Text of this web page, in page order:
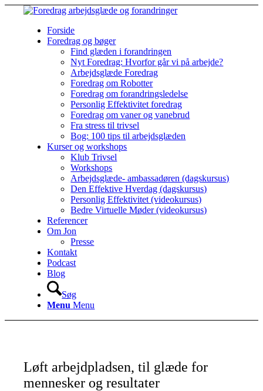
Forside
Foredrag og bøger
Find glæden i forandringen
Nyt Foredrag: Hvorfor går vi på arbejde?
Arbejdsglæde Foredrag
Foredrag om Robotter
Foredrag om forandringsledelse
Personlig Effektivitet foredrag
Foredrag om vaner og vanebrud
Fra stress til trivsel
Bog: 100 tips til arbejdsglæden
Kurser og workshops
Klub Trivsel
Workshops
Arbejdsglæde- ambassadøren (dagskursus)
Den Effektive Hverdag (dagskursus)
Personlig Effektivitet (videokursus)
Bedre Virtuelle Møder (videokursus)
Referencer
Om Jon
Presse
Kontakt
Podcast
Blog
Søg
Menu Menu
Løft arbejdpladsen, til glæde for
mennesker og resultater